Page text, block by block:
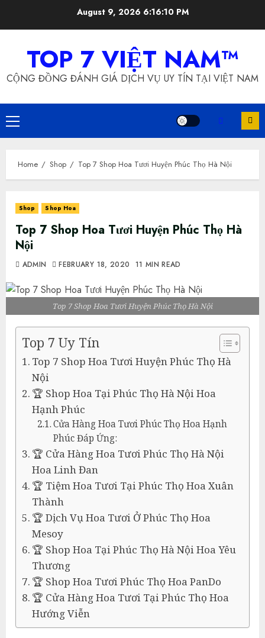
August 9, 2026 6:16:11 PM
TOP 7 VIỆT NAM™
CỘNG ĐỒNG ĐÁNH GIÁ DỊCH VỤ UY TÍN TẠI VIỆT NAM
Primary
Menu
Home Shop Top 7 Shop Hoa Tươi Huyện Phúc Thọ Hà Nội
Shop Shop Hoa
Top 7 Shop Hoa Tươi Huyện Phúc Thọ Hà
Nội
ADMIN FEBRUARY 18, 2020 11 MIN READ
Top 7 Shop Hoa Tươi Huyện Phúc Thọ Hà Nội
Top 7 Uy Tín
Top 7 Shop Hoa Tươi Huyện Phúc Thọ Hà
Nội
🏆 Shop Hoa Tại Phúc Thọ Hà Nội Hoa
Hạnh Phúc
Cửa Hàng Hoa Tươi Phúc Thọ Hoa Hạnh
Phúc Đáp Ứng:
🏆 Cửa Hàng Hoa Tươi Phúc Thọ Hà Nội
Hoa Linh Đan
🏆 Tiệm Hoa Tươi Tại Phúc Thọ Hoa Xuân
Thành
🏆 Dịch Vụ Hoa Tươi Ở Phúc Thọ Hoa
Mesoy
🏆 Shop Hoa Tại Phúc Thọ Hà Nội Hoa Yêu
Thương
🏆 Shop Hoa Tươi Phúc Thọ Hoa PanDo
🏆 Cửa Hàng Hoa Tươi Tại Phúc Thọ Hoa
Hướng Viễn